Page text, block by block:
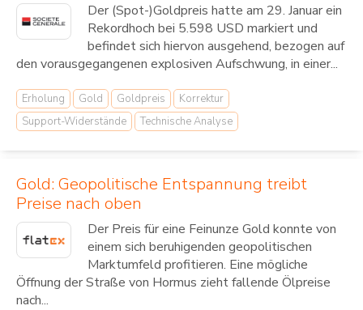
Der (Spot-)Goldpreis hatte am 29. Januar ein
Rekordhoch bei 5.598 USD markiert und
befindet sich hiervon ausgehend, bezogen auf
den vorausgegangenen explosiven Aufschwung, in einer...
Erholung Gold Goldpreis
Korrektur
Support-Widerstände
Technische Analyse
Gold: Geopolitische Entspannung treibt
Preise nach oben
Der Preis für eine Feinunze Gold konnte von
einem sich beruhigenden geopolitischen
Marktumfeld profitieren. Eine mögliche
Öffnung der Straße von Hormus zieht fallende Ölpreise
nach...